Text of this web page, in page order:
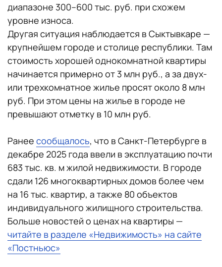
диапазоне 300–600 тыс. руб. при схожем
уровне износа.
Другая ситуация наблюдается в Сыктывкаре —
крупнейшем городе и столице республики. Там
стоимость хорошей однокомнатной квартиры
начинается примерно от 3 млн руб., а за двух-
или трехкомнатное жилье просят около 8 млн
руб. При этом цены на жилье в городе не
превышают отметку в 10 млн руб.
Ранее сообщалось, что в Санкт-Петербурге в
декабре 2025 года ввели в эксплуатацию почти
683 тыс. кв. м жилой недвижимости. В городе
сдали 126 многоквартирных домов более чем
на 16 тыс. квартир, а также 80 объектов
индивидуального жилищного строительства.
Больше новостей о ценах на квартиры —
читайте в разделе «Недвижимость» на сайте
«Постньюс»